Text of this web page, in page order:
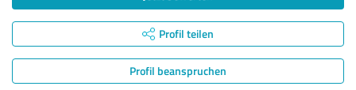
Profil teilen
Profil beanspruchen